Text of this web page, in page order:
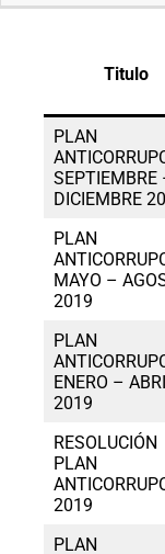
Titulo
PLAN
SEPTIEMBRE
DICIEMBRE
PLAN
MAYO –
2019
PLAN
ENERO –
2019
RESOLUCIÓN
PLAN
2019
PLAN